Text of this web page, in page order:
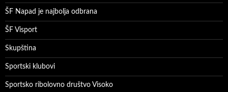
ŠF Napad je najbolja odbrana
ŠF Visport
Skupština
Sportski klubovi
Sportsko ribolovno društvo Visoko